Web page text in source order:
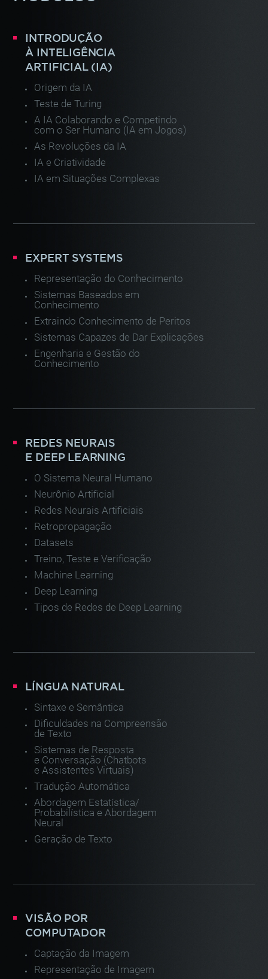
INTRODUÇÃO
À INTELIGÊNCIA
ARTIFICIAL (IA)
Origem da IA
Teste de Turing
A IA Colaborando e Competindo
com o Ser Humano (IA em Jogos)
As Revoluções da IA
IA e Criatividade
IA em Situações Complexas
EXPERT SYSTEMS
Representação do Conhecimento
Sistemas Baseados em
Conhecimento
Extraindo Conhecimento de Peritos
Sistemas Capazes de Dar Explicações
Engenharia e Gestão do
Conhecimento
REDES NEURAIS
E DEEP LEARNING
O Sistema Neural Humano
Neurônio Artificial
Redes Neurais Artificiais
Retropropagação
Datasets
Treino, Teste e Verificação
Machine Learning
Deep Learning
Tipos de Redes de Deep Learning
LÍNGUA NATURAL
Sintaxe e Semântica
Dificuldades na Compreensão
de Texto
Sistemas de Resposta
e Conversação (Chatbots
e Assistentes Virtuais)
Tradução Automática
Abordagem Estatística/
Probabilística e Abordagem
Neural
Geração de Texto
VISÃO POR
COMPUTADOR
Captação da Imagem
Representação de Imagem